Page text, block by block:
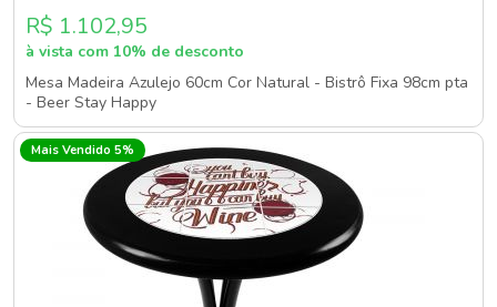
R$ 1.102,95
à vista com 10% de desconto
Mesa Madeira Azulejo 60cm Cor Natural - Bistrô Fixa 98cm pta
- Beer Stay Happy
Mais Vendido 5%